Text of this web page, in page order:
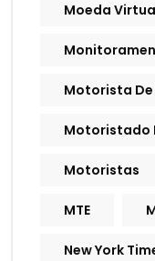
Moeda
Motorista
Motoristado
Motoristas
MTE
New York